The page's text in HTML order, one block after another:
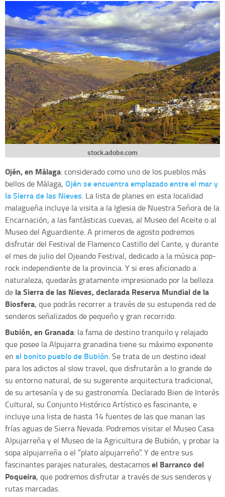
stock.adobe.com
Ojén, en Málaga: considerado como uno de los pueblos más
bellos de Málaga, Ojén se encuentra emplazado entre el mar y
la Sierra de las Nieves. La lista de planes en esta localidad
malagueña incluye la visita a la Iglesia de Nuestra Señora de la
Encarnación, a las fantásticas cuevas, al Museo del Aceite o al
Museo del Aguardiente. A primeros de agosto podremos
disfrutar del Festival de Flamenco Castillo del Cante, y durante
el mes de julio del Ojeando Festival, dedicado a la música pop-
rock independiente de la provincia. Y si eres aficionado a
naturaleza, quedarás gratamente impresionado por la belleza
de la Sierra de las Nieves, declarada Reserva Mundial de la
Biosfera, que podrás recorrer a través de su estupenda red de
senderos señalizados de pequeño y gran recorrido.
Bubión, en Granada: la fama de destino tranquilo y relajado
que posee la Alpujarra granadina tiene su máximo exponente
en el bonito pueblo de Bubión. Se trata de un destino ideal
para los adictos al slow travel, que disfrutarán a lo grande de
su entorno natural, de su sugerente arquitectura tradicional,
de su artesanía y de su gastronomía. Declarado Bien de Interés
Cultural, su Conjunto Histórico Artístico es fascinante, e
incluye una lista de hasta 14 fuentes de las que manan las
frías aguas de Sierra Nevada. Podremos visitar el Museo Casa
Alpujarreña y el Museo de la Agricultura de Bubión, y probar la
sopa alpujarreña o el “plato alpujarreño”. Y de entre sus
fascinantes parajes naturales, destacamosel Barranco del
Poqueira, que podremos disfrutar a través de sus senderos y
rutas marcadas.